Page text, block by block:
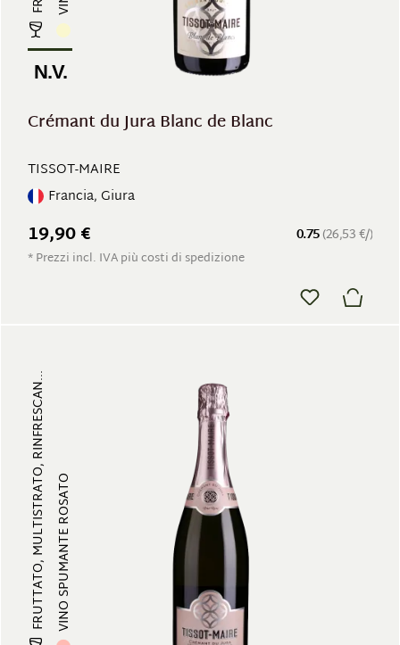
N.V.
Crémant du Jura Blanc de Blanc
TISSOT-MAIRE
Francia, Giura
0.75(26,53 €/)
19,90 €
* Prezzi incl. IVA più costi di spedizione
FRUTTATO, MULTISTRATO, RINFRESCAN...VINO SPUMANTE ROSATO